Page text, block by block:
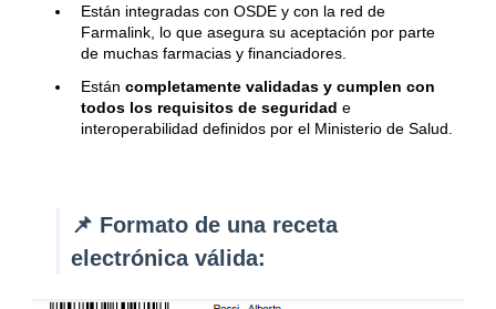
Están integradas con OSDE y con la red de
Farmalink, lo que asegura su aceptación por parte
de muchas farmacias y financiadores.
Están completamente validadas y cumplen con
todos los requisitos de seguridad e
interoperabilidad definidos por el Ministerio de Salud.
📌 Formato de una receta
electrónica válida: